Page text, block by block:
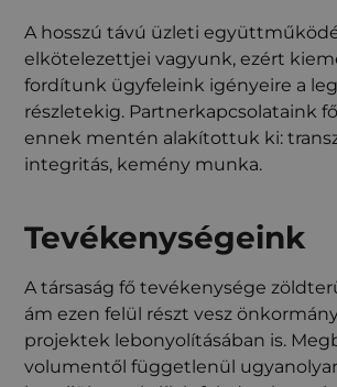
A hosszú távú üzleti
elkötelezettjei vagyunk, ezért
fordítunk ügyfeleink igényeire a
részletekig. Partnerkapcsolataink
ennek mentén alakítottuk ki:
integritás, kemény munka.
Tevékenységeink
A társaság fő tevékenysége
ám ezen felül részt vesz
projektek lebonyolításában is.
volumentől függetlenül